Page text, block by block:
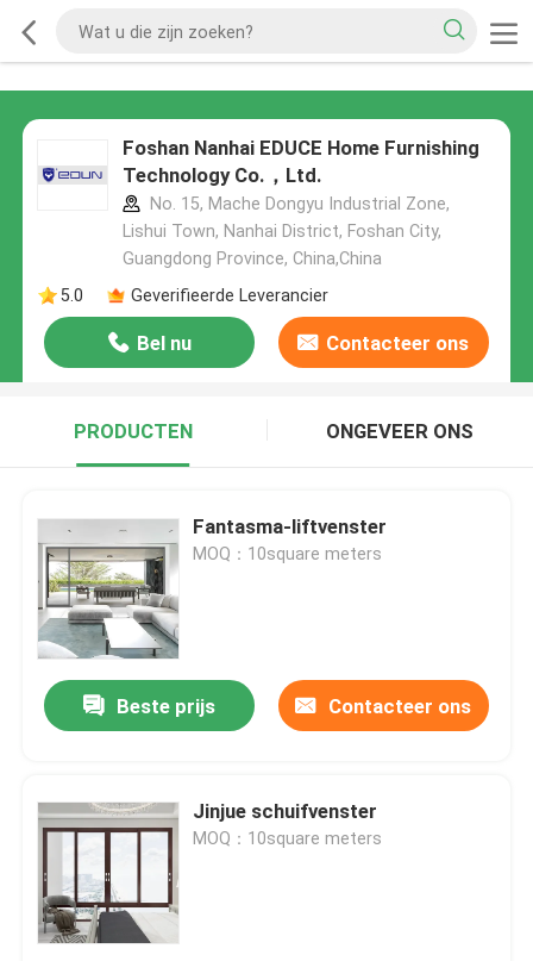
Foshan Nanhai EDUCE Home Furnishing
Technology Co.，Ltd.
No. 15, Mache Dongyu Industrial Zone,
Lishui Town, Nanhai District, Foshan City,
Guangdong Province, China,China
5.0
Geverifieerde Leverancier
Bel nu Contacteer ons
PRODUCTEN ONGEVEER ONS
Fantasma-liftvenster
MOQ：10square meters
Beste prijs Contacteer ons
Jinjue schuifvenster
MOQ：10square meters